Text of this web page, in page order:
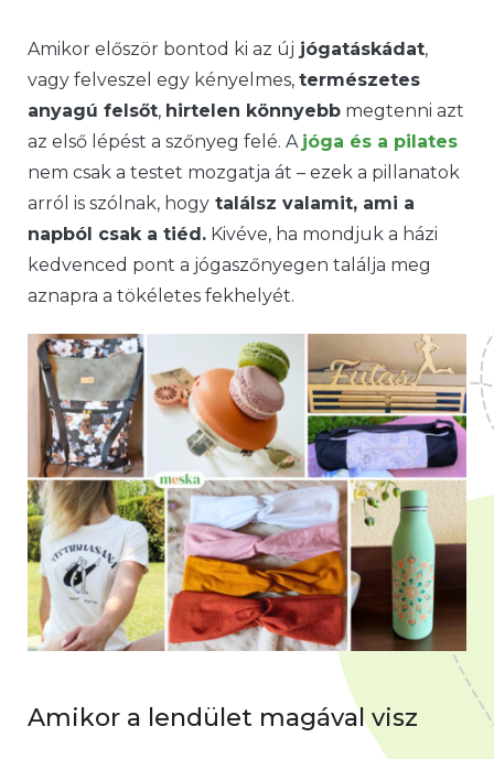
Amikor először bontod ki az új jógatáskádat,
vagy felveszel egy kényelmes, természetes
anyagú felsőt, hirtelen könnyebb megtenni azt
az első lépést a szőnyeg felé. A jóga és a pilates
nem csak a testet mozgatja át – ezek a pillanatok
arról is szólnak, hogy találsz valamit, ami a
napból csak a tiéd. Kivéve, ha mondjuk a házi
kedvenced pont a jógaszőnyegen találja meg
aznapra a tökéletes fekhelyét.
Amikor a lendület magával visz